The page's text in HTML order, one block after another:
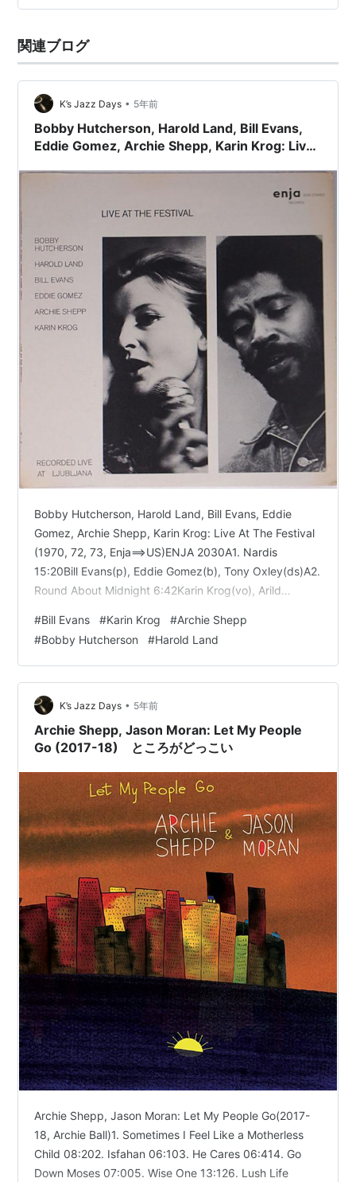
頃、発表されたものである。いきなり、伸びやかで魅力
危惧するが、直ぐあの塩辛いtsが聴かれ、一瞬ホッとす
るが、何か、何処か違うである。つまりべたな泣き節で
関連ブログ
K’s Jazz Days • 5年前
Bobby Hutcherson, Harold Land, Bill Evans,
Eddie Gomez, Archie Shepp, Karin Krog: Live
Bobby Hutcherson, Harold Land, Bill Evans, Eddie
Gomez, Archie Shepp, Karin Krog: Live At The Festival
(1970, 72, 73, Enja==>US)ENJA 2030A1. Nardis
15:20Bill Evans(p), Eddie Gomez(b), Tony Oxley(ds)A2.
Round About Midnight 6:42Karin Krog(vo), Arild
D…
#Bill Evans #Karin Krog #Archie Shepp
#Bobby Hutcherson #Harold Land
K’s Jazz Days • 5年前
Archie Shepp, Jason Moran: Let My People
Go (2017-18) ところがどっこい
Archie Shepp, Jason Moran: Let My People Go(2017-
18, Archie Ball)1. Sometimes I Feel Like a Motherless
Child 08:202. Isfahan 06:103. He Cares 06:414. Go
Down Moses 07:005. Wise One 13:126. Lush Life